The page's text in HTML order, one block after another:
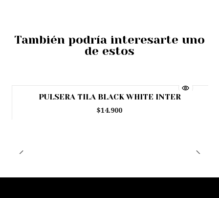
También podría interesarte uno
de estos
PULSERA TILA BLACK WHITE INTER
$14.900